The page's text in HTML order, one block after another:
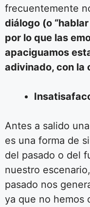
frecuentemente
diálogo (o
por lo que las
apaciguamos
adivinado, con la
Antes a salido
es una forma de
del pasado o del
nuestro
pasado nos
ya que no hemos